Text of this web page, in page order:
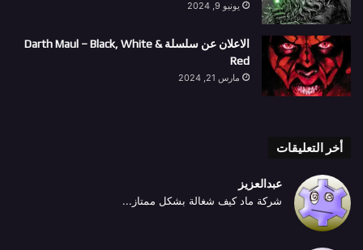
يونيو 9, 2024
الاعلان عن سلسلة Darth Maul – Black, White &
Red
مارس 21, 2024
أخر التعليقات
عبدالعزيز
شركة ماد كيف شغالة بشكل ممتاز...